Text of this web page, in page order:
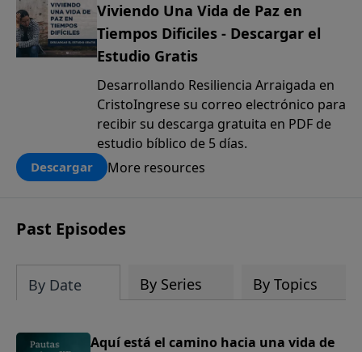
Viviendo Una Vida de Paz en
Tiempos Dificiles - Descargar el
Estudio Gratis
Desarrollando Resiliencia Arraigada en
CristoIngrese su correo electrónico para
recibir su descarga gratuita en PDF de
estudio bíblico de 5 días.
Descargar More resources
Past Episodes
By Date By Series By Topics
Aquí está el camino hacia una vida de